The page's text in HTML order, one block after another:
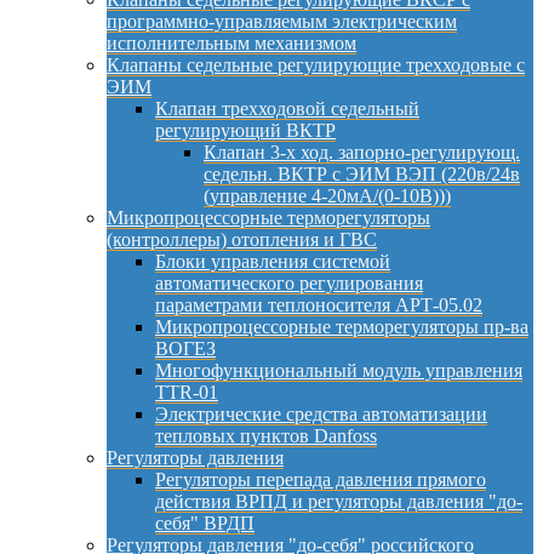
программно-управляемым электрическим
исполнительным механизмом
Клапаны седельные регулирующие трехходовые с
ЭИМ
Клапан трехходовой седельный
регулирующий ВКТР
Клапан 3-х ход. запорно-регулирующ.
седельн. ВКТР с ЭИМ ВЭП (220в/24в
(управление 4-20мА/(0-10В)))
Микропроцессорные терморегуляторы
(контроллеры) отопления и ГВС
Блоки управления системой
автоматического регулирования
параметрами теплоносителя АРТ-05.02
Микропроцессорные терморегуляторы пр-ва
ВОГЕЗ
Многофункциональный модуль управления
TTR-01
Электрические средства автоматизации
тепловых пунктов Danfoss
Регуляторы давления
Регуляторы перепада давления прямого
действия ВРПД и регуляторы давления "до-
себя" ВРДП
Регуляторы давления "до-себя" российского